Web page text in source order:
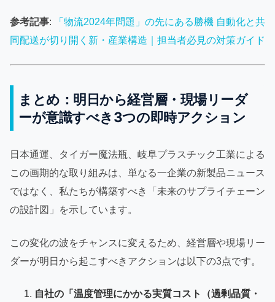
参考記事:
「物流2024年問題」の先にある勝機 自動化と共
同配送が切り開く新・産業構造｜担当者必見の対策ガイド
まとめ：明日から経営層・現場リーダ
ーが意識すべき3つの即時アクション
日本通運、タイガー魔法瓶、岐阜プラスチック工業による
この画期的な取り組みは、単なる一企業の新製品ニュース
ではなく、私たちが構築すべき「未来のサプライチェーン
の設計図」を示しています。
この変化の波をチャンスに変えるため、経営層や現場リー
ダーが明日から起こすべきアクションは以下の3点です。
自社の「温度管理にかかる実質コスト（過剰品質・